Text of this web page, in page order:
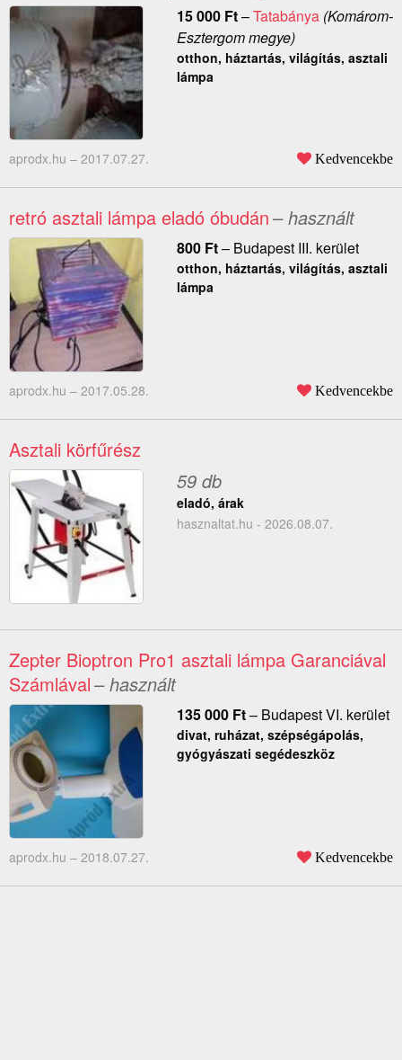
15 000 Ft–Tatabánya(Komárom-
Esztergom megye)
otthon, háztartás, világítás, asztali
lámpa
aprodx.hu – 2017.07.27. Kedvencekbe
retró asztali lámpa eladó óbudán– használt
800 Ft– Budapest III. kerület
otthon, háztartás, világítás, asztali
lámpa
aprodx.hu – 2017.05.28. Kedvencekbe
Asztali körfűrész
59 db
eladó, árak
hasznaltat.hu - 2026.08.07.
Zepter Bioptron Pro1 asztali lámpa Garanciával
Számlával– használt
135 000 Ft– Budapest VI. kerület
divat, ruházat, szépségápolás,
gyógyászati segédeszköz
aprodx.hu – 2018.07.27. Kedvencekbe